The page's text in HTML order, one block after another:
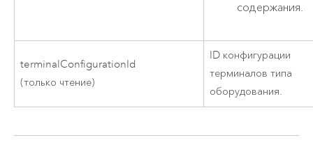
содержания.
terminalConfigurationId
(только чтение)
ID конфигурации
терминалов типа
оборудования.